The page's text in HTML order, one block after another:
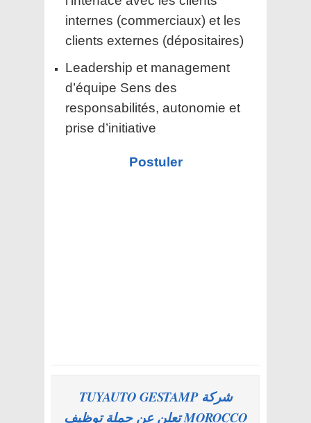
internes (commerciaux) et les
clients externes (dépositaires)
Leadership et management
d’équipe Sens des
responsabilités, autonomie et
prise d’initiative
Postuler
شركة TUYAUTO GESTAMP
MOROCCO تعلن عن حملة توظيف